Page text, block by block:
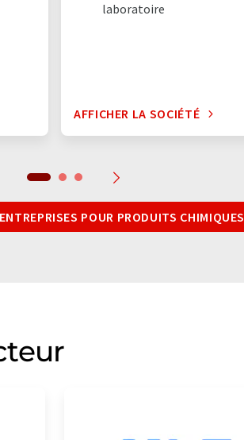
laboratoire
AFFICHER LA SOCIÉTÉ
POUR PRODUITS CHIMIQUES